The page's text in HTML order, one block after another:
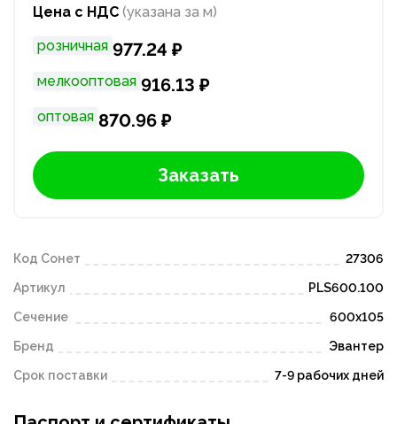
Цена с НДС (указана за м)
розничная 977.24 ₽
мелкооптовая 916.13 ₽
оптовая 870.96 ₽
Заказать
Код Сонет 27306
Артикул PLS600.100
Сечение 600х105
Бренд Эвантер
Срок поставки 7-9 рабочих дней